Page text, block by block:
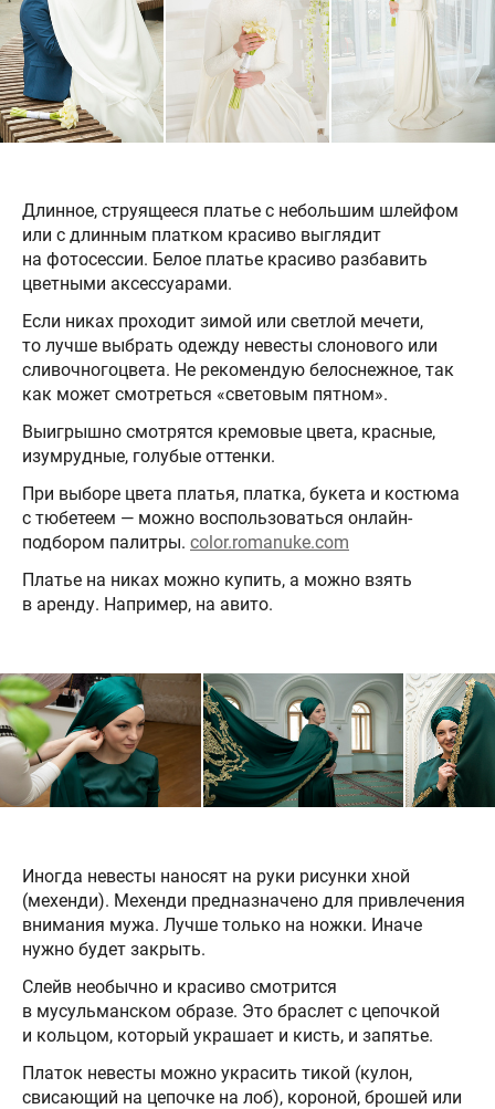
Длинное, струящееся платье с небольшим шлейфом
или с длинным платком красиво выглядит
на фотосессии. Белое платье красиво разбавить
цветными аксессуарами.
Если никах проходит зимой или светлой мечети,
то лучше выбрать одежду невесты слонового или
сливочногоцвета. Не рекомендую белоснежное, так
как может смотреться «световым пятном».
Выигрышно смотрятся кремовые цвета, красные,
изумрудные, голубые оттенки.
При выборе цвета платья, платка, букета и костюма
с тюбетеем — можно воспользоваться онлайн-
подбором палитры. color.romanuke.com
Платье на никах можно купить, а можно взять
в аренду. Например, на авито.
Иногда невесты наносят на руки рисунки хной
(мехенди). Мехенди предназначено для привлечения
внимания мужа. Лучше только на ножки. Иначе
нужно будет закрыть.
Слейв необычно и красиво смотрится
в мусульманском образе. Это браслет с цепочкой
и кольцом, который украшает и кисть, и запятье.
Платок невесты можно украсить тикой (кулон,
свисающий на цепочке на лоб), короной, брошей или